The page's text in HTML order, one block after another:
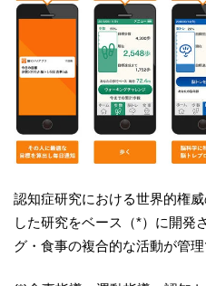
認知症研究における世界的権
した研究をベース（*）に開発
グ・食事の複合的な活動が管理